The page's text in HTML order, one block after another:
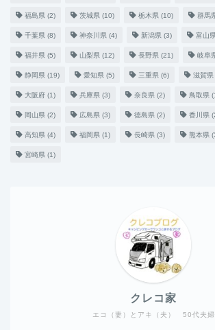
福島県 (2) 茨城県 (10) 栃木県 (10) 群馬
千葉県 (8) 神奈川県 (4) 新潟県 (3) 富山
福井県 (5) 山梨県 (12) 長野県 (21) 岐阜
静岡県 (19) 愛知県 (5) 三重県 (6) 滋賀県
大阪府 (1) 兵庫県 (3) 奈良県 (2) 鳥取県
岡山県 (2) 広島県 (3) 徳島県 (2) 香川県
高知県 (4) 福岡県 (1) 長崎県 (3) 熊本県
宮崎県 (1)
エコ（妻）とアキ（夫） 50代夫婦
クレコ家